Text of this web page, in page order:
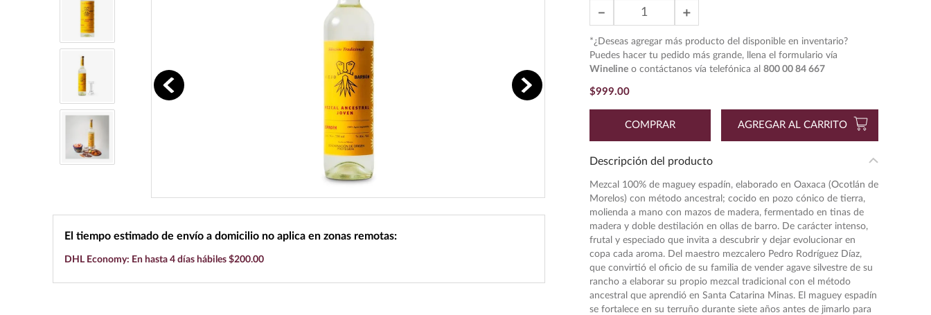
El tiempo estimado de envío a domicilio no aplica en zonas remotas:
DHL Economy: En hasta 4 días hábiles $200.00
＋
－
*¿Deseas agregar más producto del disponible en inventario?
Puedes hacer tu pedido más grande, llena el formulario vía
Winelineo contáctanos vía telefónica al 800 00 84 667
$999.00
COMPRAR AGREGAR AL CARRITO
Descripción del producto
Mezcal 100% de maguey espadín, elaborado en Oaxaca (Ocotlán de
Morelos) con método ancestral; cocido en pozo cónico de tierra,
molienda a mano con mazos de madera, fermentado en tinas de
madera y doble destilación en ollas de barro. De carácter intenso,
frutal y especiado que invita a descubrir y dejar evolucionar en
copa cada aroma. Del maestro mezcalero Pedro Rodríguez Díaz,
que convirtió el oficio de su familia de vender agave silvestre de su
rancho a elaborar su propio mezcal tradicional con el método
ancestral que aprendió en Santa Catarina Minas. El maguey espadín
se fortalece en su terruño durante siete años antes de jimarlo para
maestro dobel
buchanans